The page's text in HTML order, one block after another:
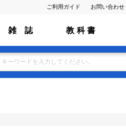
ご利用ガイド お問い合わせ
雑 誌 教 科 書